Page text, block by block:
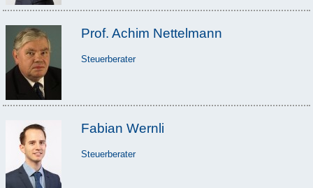
Prof. Achim Nettelmann
Steuerberater
Fabian Wernli
Steuerberater